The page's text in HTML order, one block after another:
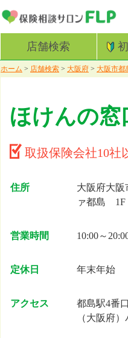
店舗検索
ホーム > 店舗検索 > 大阪府 > 大阪市都
ほけんの窓
取扱保険会社10社
住所
大阪府大阪
ァ都島 1F
営業時間 10:00～
定休日 年末年始
アクセス
都島駅4番
（大阪府